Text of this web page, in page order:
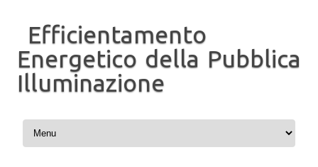
Efficientamento
Energetico della Pubblica
Illuminazione
Vai al contenuto